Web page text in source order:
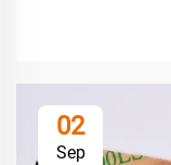
02
Sep